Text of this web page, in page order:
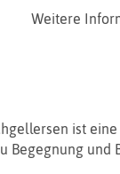
Weitere
ist
Begegnung und